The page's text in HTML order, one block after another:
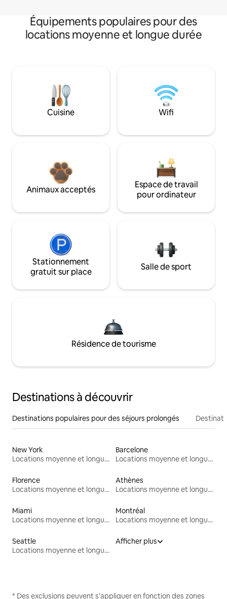
Équipements populaires pour des
locations moyenne et longue durée
Cuisine Wifi
Animaux acceptés
Espace de travail
pour ordinateur
Stationnement
gratuit sur place
Salle de sport
Résidence de tourisme
Destinations à découvrir
Destinations populaires pour des séjours prolongés
New York
Locations moyenne et longue durée
Barcelone
Locations moyenne et longue durée
Florence
Locations moyenne et longue durée
Athènes
Locations moyenne et longue durée
Miami
Locations moyenne et longue durée
Montréal
Locations moyenne et longue durée
Seattle
Locations moyenne et longue durée
Afficher plus
* Des exclusions peuvent s'appliquer en fonction des zones